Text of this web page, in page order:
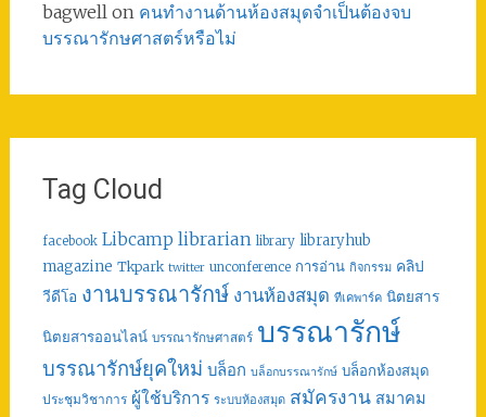
bagwellon คนทำงานด้านห้องสมุดจำเป็นต้องจบ
บรรณารักษศาสตร์หรือไม่
Tag Cloud
facebook Libcamp librarian library libraryhub
magazine Tkpark twitter unconference การอ่าน กิจกรรม คลิป
วีดีโอ งานบรรณารักษ์ งานห้องสมุด ทีเคพาร์ค นิตยสาร
นิตยสารออนไลน์ บรรณารักษศาสตร์ บรรณารักษ์
บรรณารักษ์ยุคใหม่ บล็อก บล็อกบรรณารักษ์ บล็อกห้องสมุด
ประชุมวิชาการ ผู้ใช้บริการ ระบบห้องสมุด สมัครงาน สมาคม